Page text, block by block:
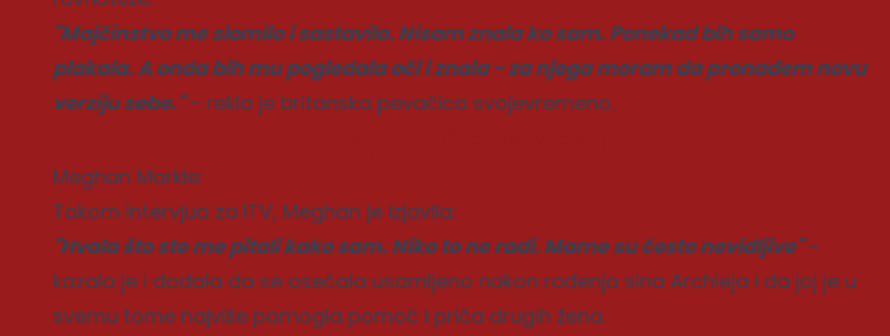
"Majčinstvo me slomilo i sastavilo. Nisam znala ko sam. Ponekad bih samo
plakala. A onda bih mu pogledala oči i znala - za njega moram da pronađem novu
verziju sebe."- rekla je britanska pevačica svojevremeno.
Meghan Markle:
Tokom intervjua za ITV, Meghan je izjavila:
"Hvala što ste me pitali kako sam. Niko to ne radi. Mame su često nevidljive"-
kazala je i dodala da se osećala usamljeno nakon rođenja sina Archieja i da joj je u
svemu tome najviše pomogla pomoć i priča drugih žena.